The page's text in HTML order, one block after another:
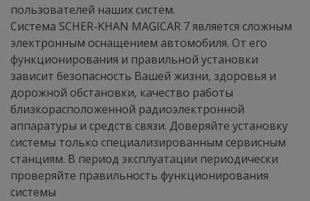
пользователей наших систем.
Система SCHER-KHAN MAGICAR 7 является сложным
электронным оснащением автомобиля. От его
функционирования и правильной установки
зависит безопасность Вашей жизни, здоровья и
дорожной обстановки, качество работы
близкорасположенной радиоэлектронной
аппаратуры и средств связи. Доверяйте установку
системы только специализированным сервисным
станциям. В период эксплуатации периодически
проверяйте правильность функционирования
системы